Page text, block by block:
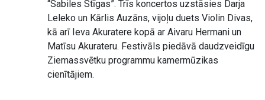
“Sabiles Stīgas”. Trīs koncertos uzstāsies Darja
Leleko un Kārlis Auzāns, vijoļu duets Violin Divas,
kā arī Ieva Akuratere kopā ar Aivaru Hermani un
Matīsu Akurateru. Festivāls piedāvā daudzveidīgu
Ziemassvētku programmu kamermūzikas
cienītājiem.